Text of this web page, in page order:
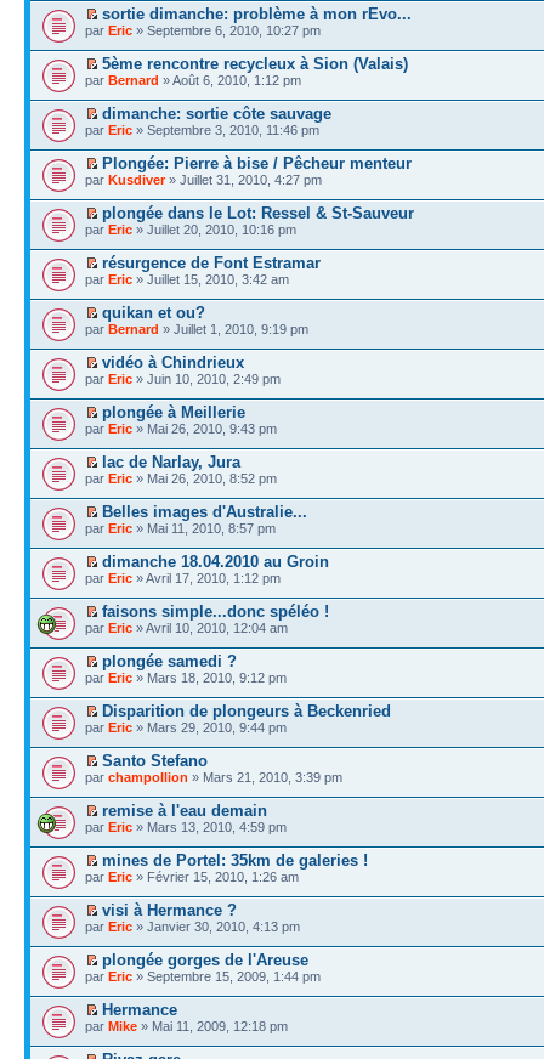
sortie dimanche: problème à mon rEvo...
par Eric » Septembre 6, 2010, 10:27 pm
5ème rencontre recycleux à Sion (Valais)
par Bernard » Août 6, 2010, 1:12 pm
dimanche: sortie côte sauvage
par Eric » Septembre 3, 2010, 11:46 pm
Plongée: Pierre à bise / Pêcheur menteur
par Kusdiver» Juillet 31, 2010, 4:27 pm
plongée dans le Lot: Ressel & St-Sauveur
par Eric » Juillet 20, 2010, 10:16 pm
résurgence de Font Estramar
par Eric » Juillet 15, 2010, 3:42 am
quikan et ou?
par Bernard » Juillet 1, 2010, 9:19 pm
vidéo à Chindrieux
par Eric » Juin 10, 2010, 2:49 pm
plongée à Meillerie
par Eric » Mai 26, 2010, 9:43 pm
lac de Narlay, Jura
par Eric » Mai 26, 2010, 8:52 pm
Belles images d'Australie...
par Eric » Mai 11, 2010, 8:57 pm
dimanche 18.04.2010 au Groin
par Eric » Avril 17, 2010, 1:12 pm
faisons simple...donc spéléo !
par Eric » Avril 10, 2010, 12:04 am
plongée samedi ?
par Eric » Mars 18, 2010, 9:12 pm
Disparition de plongeurs à Beckenried
par Eric » Mars 29, 2010, 9:44 pm
Santo Stefano
par champollion » Mars 21, 2010, 3:39 pm
remise à l'eau demain
par Eric » Mars 13, 2010, 4:59 pm
mines de Portel: 35km de galeries !
par Eric » Février 15, 2010, 1:26 am
visi à Hermance ?
par Eric » Janvier 30, 2010, 4:13 pm
plongée gorges de l'Areuse
par Eric » Septembre 15, 2009, 1:44 pm
Hermance
par Mike » Mai 11, 2009, 12:18 pm